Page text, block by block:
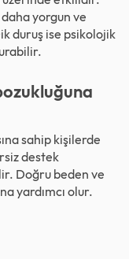
yorgun ve
duruş ise psikolojik
sahip kişilerde
destek
Doğru beden ve
yardımcı olur.